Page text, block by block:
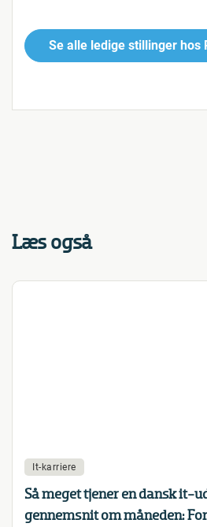
Se alle ledige stillinger hos
Læs også
It-karriere
Så meget tjener en dansk it-
gennemsnit om måneden: